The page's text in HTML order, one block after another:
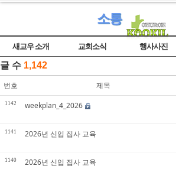
소통
새교우 소개 교회소식 행사사진
글 수 1,142
번호
제목
1142 weekplan_4_2026
1141 2026년 신입 집사 교육
1140 2026년 신입 집사 교육